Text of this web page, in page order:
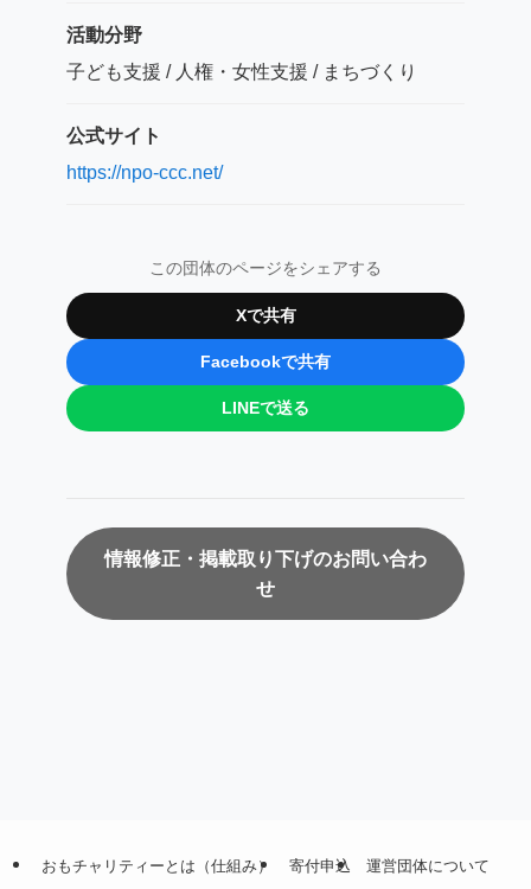
活動分野
子ども支援 / 人権・女性支援 / まちづくり
公式サイト
https://npo-ccc.net/
この団体のページをシェアする
Xで共有
Facebookで共有
LINEで送る
情報修正・掲載取り下げのお問い合わ
せ
おもチャリティーとは（仕組み） 寄付申込 運営団体について